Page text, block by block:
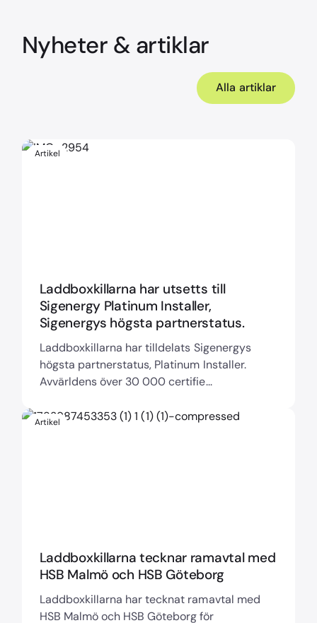
problem skulle uppstå.
Nyheter & artiklar
Alla artiklar
Artikel
Laddboxkillarna har utsetts till
Sigenergy Platinum Installer,
Sigenergys högsta partnerstatus.
Laddboxkillarna har tilldelats Sigenergys
högsta partnerstatus, Platinum Installer.
Avvärldens över 30 000 certifie...
Artikel
Laddboxkillarna tecknar ramavtal med
HSB Malmö och HSB Göteborg
Laddboxkillarna har tecknat ramavtal med
HSB Malmö och HSB Göteborg för